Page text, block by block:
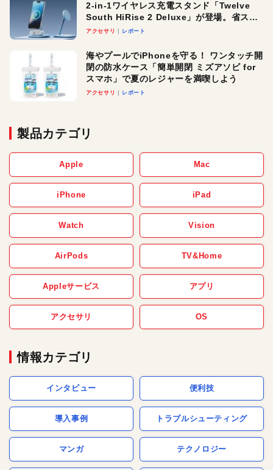
2-in-1ワイヤレス充電スタンド「Twelve
South HiRise 2 Deluxe」が登場。省スペ
ースでおしゃれに充電したい人にオスス
アクセサリ レポート
海やプールでiPhoneを守る！ ワンタッチ開
閉の防水ケース「簡単開閉 ミズアソビ for
スマホ」で夏のレジャーを満喫しよう
アクセサリ レポート
製品カテゴリ
Apple Mac
iPhone iPad
Watch Vision
AirPods TV&Home
Appleサービス アプリ
アクセサリ OS
情報カテゴリ
インタビュー 便利技
導入事例 トラブルシューティング
マンガ テクノロジー